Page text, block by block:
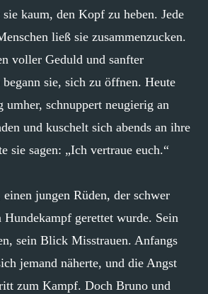
kaum, den Kopf zu heben. Jede
ließ sie zusammenzucken.
voller Geduld und sanfter
sie, sich zu öffnen. Heute
schnuppert neugierig an
und kuschelt sich abends an ihre
sie sagen: „Ich vertraue euch.“
jungen Rüden, der schwer
Hundekampf gerettet wurde. Sein
sein Blick Misstrauen. Anfangs
jemand näherte, und die Angst
zum Kampf. Doch Bruno und